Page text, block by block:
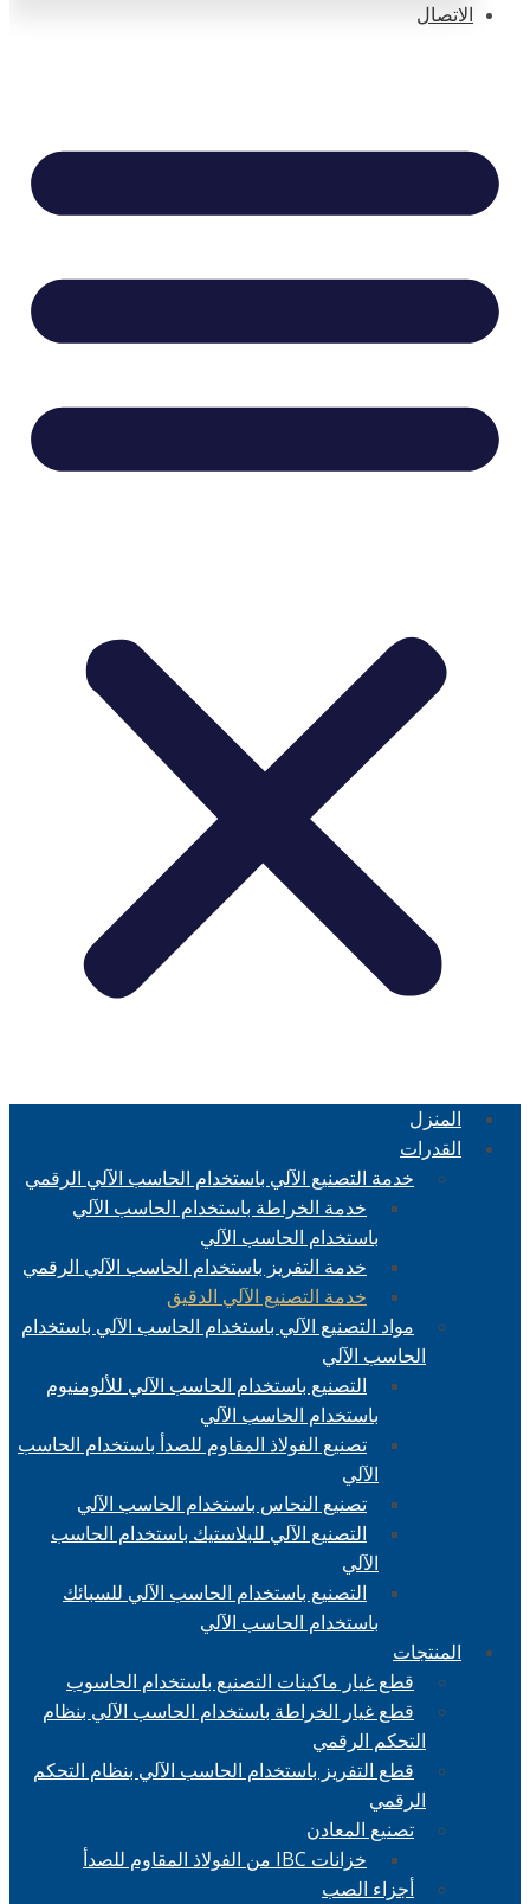
الاتصال
المنزل
القدرات
خدمة التصنيع الآلي باستخدام الحاسب الآلي الرقمي
خدمة الخراطة باستخدام الحاسب الآلي
باستخدام الحاسب الآلي
خدمة التفريز باستخدام الحاسب الآلي الرقمي
خدمة التصنيع الآلي الدقيق
مواد التصنيع الآلي باستخدام الحاسب الآلي باستخدام
الحاسب الآلي
التصنيع باستخدام الحاسب الآلي للألومنيوم
باستخدام الحاسب الآلي
تصنيع الفولاذ المقاوم للصدأ باستخدام الحاسب
الآلي
تصنيع النحاس باستخدام الحاسب الآلي
التصنيع الآلي للبلاستيك باستخدام الحاسب
الآلي
التصنيع باستخدام الحاسب الآلي للسبائك
باستخدام الحاسب الآلي
المنتجات
قطع غيار ماكينات التصنيع باستخدام الحاسوب
قطع غيار الخراطة باستخدام الحاسب الآلي بنظام
التحكم الرقمي
قطع التفريز باستخدام الحاسب الآلي بنظام التحكم
الرقمي
تصنيع المعادن
خزانات IBC من الفولاذ المقاوم للصدأ
أجزاء الصب